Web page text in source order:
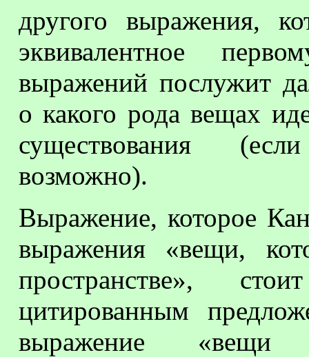
другого выражения,
эквивалентное
выражений послужит
о какого рода вещах
существования
возможно).
Выражение, которое
выражения «вещи,
пространстве»,
цитированным
выражение